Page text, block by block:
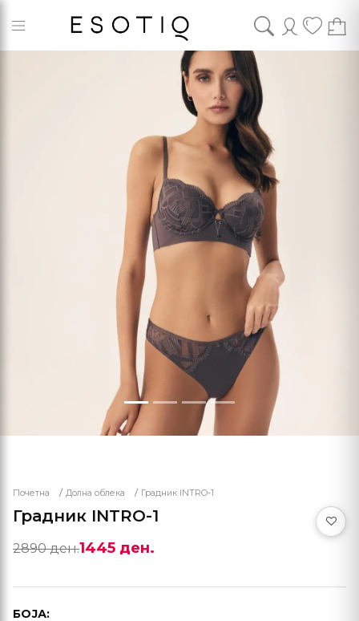
Почетна Долна облека Градник INTRO-1
Градник INTRO-1
2890 ден.1445 ден.
БОЈА: